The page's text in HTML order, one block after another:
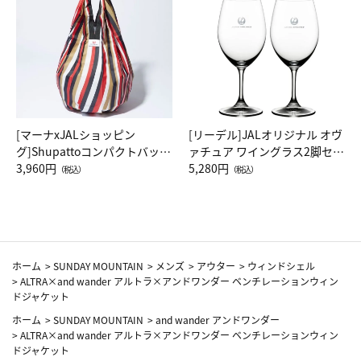
[マーナxJALショッピン
グ]Shupattoコンパクトバッグ
Drop JAL客室乗務員（LC）ス
3,960円 （税込）
[リーデル]JALオリジナル オヴ
ァチュア ワイングラス2脚セッ
ト（レッドワイン）
5,280円 （税込）
ホーム >SUNDAY MOUNTAIN > メンズ > アウター > ウィンドシェル
>ALTRA×and wander アルトラ×アンドワンダー ベンチレーションウィン
ドジャケット
ホーム >SUNDAY MOUNTAIN >and wander アンドワンダー
>ALTRA×and wander アルトラ×アンドワンダー ベンチレーションウィン
ドジャケット